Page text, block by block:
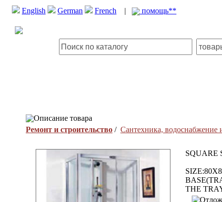
English German French | помощь**
Описание товара
Ремонт и строительство / Сантехника, водоснабжение
SQUARE
THE